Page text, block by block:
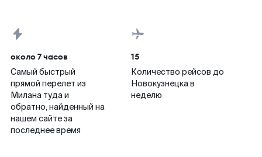
около 7 часов
Самый быстрый
прямой перелет из
Милана туда и
обратно, найденный на
нашем сайте за
последнее время
15
Количество рейсов до
Новокузнецка в
неделю